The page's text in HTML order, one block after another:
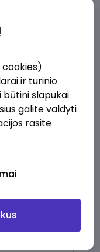
domina?
cookies)
ir turinio
būtini slapukai
galite valdyti
rasite